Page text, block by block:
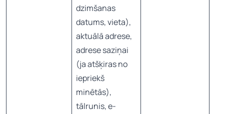
dzimšanas
datums, vieta),
aktuālā adrese,
adrese saziņai
(ja atšķiras no
iepriekš
minētās),
tālrunis, e-